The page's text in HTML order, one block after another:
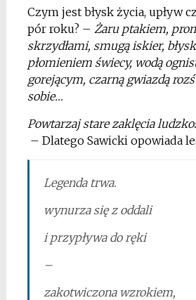
Czym jest błysk życia, upływ
pór roku? – Żaru ptakiem,
skrzydłami, smugą iskier,
płomieniem świecy, wodą
gorejącym, czarną gwiazdą
sobie…
Powtarzaj stare zaklęcia
– Dlatego Sawicki opowiada
Legenda trwa.
wynurza się z oddali
i przypływa do ręki
–
zakotwiczona wzrokiem,